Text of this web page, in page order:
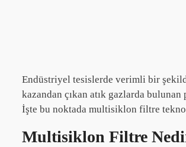
Endüstriyel tesislerde verimli bir
kazandan çıkan atık gazlarda
İşte bu noktada multisiklon filtre
Multisiklon Filtre